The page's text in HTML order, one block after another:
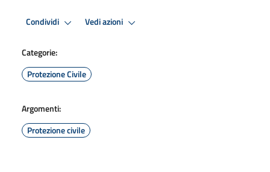
Condividi Vedi azioni
Categorie:
Protezione Civile
Argomenti:
Protezione civile